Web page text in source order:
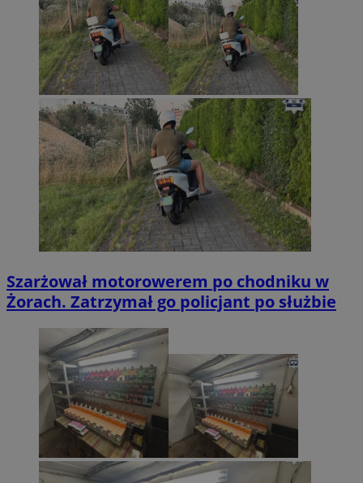
Szarżował motorowerem po chodniku w
Żorach. Zatrzymał go policjant po służbie